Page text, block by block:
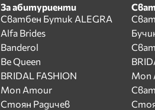
За абитуриенти
Сватбен Бутик ALEGRA
Alfa Brides
Banderol
Be Queen
BRIDAL FASHION
Mon Amour
Стоян Радичев
Mon